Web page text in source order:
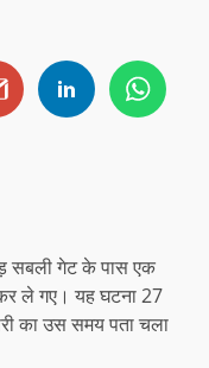
सबली गेट के पास एक
कर ले गए। यह घटना 27
का उस समय पता चला